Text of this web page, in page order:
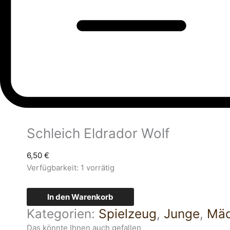
Schleich Eldrador Wolf
6,50 €
Verfügbarkeit: 1 vorrätig
In den Warenkorb
Kategorien: Spielzeug, Junge,
Das könnte Ihnen auch gefallen